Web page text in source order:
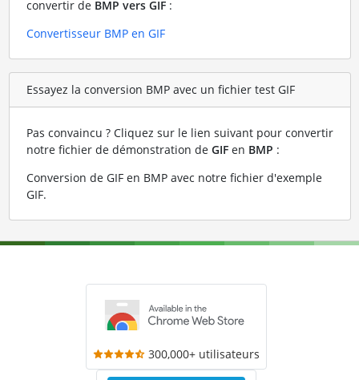
convertir de BMP vers GIF:
Convertisseur BMP en GIF
Essayez la conversion BMP avec un fichier test GIF
Pas convaincu ? Cliquez sur le lien suivant pour convertir
notre fichier de démonstration de GIFen BMP :
Conversion de GIF en BMP avec notre fichier d'exemple
GIF.
300,000+ utilisateurs